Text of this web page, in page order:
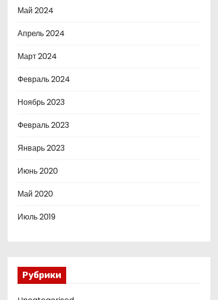
Май 2024
Апрель 2024
Март 2024
Февраль 2024
Ноябрь 2023
Февраль 2023
Январь 2023
Июнь 2020
Май 2020
Июль 2019
Рубрики